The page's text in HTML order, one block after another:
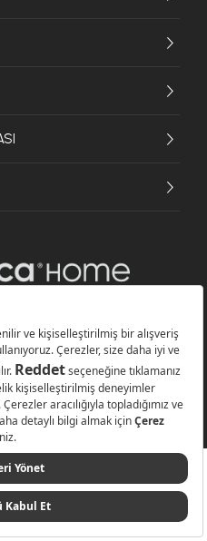
ve Ticaret A.Ş. - Tüm hakları